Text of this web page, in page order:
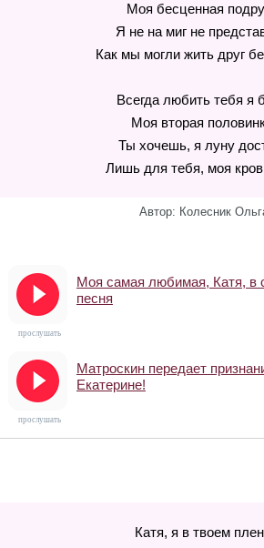
Моя бесценная
Я не на миг не
Как мы могли жить друг
Всегда любить тебя я
Моя вторая
Ты хочешь, я луну
Лишь для тебя, моя
Автор: Колесник
Моя самая любимая, Катя, в
песня
прослушать
Матроскин передает
Екатерине!
прослушать
Катя, я в твоем